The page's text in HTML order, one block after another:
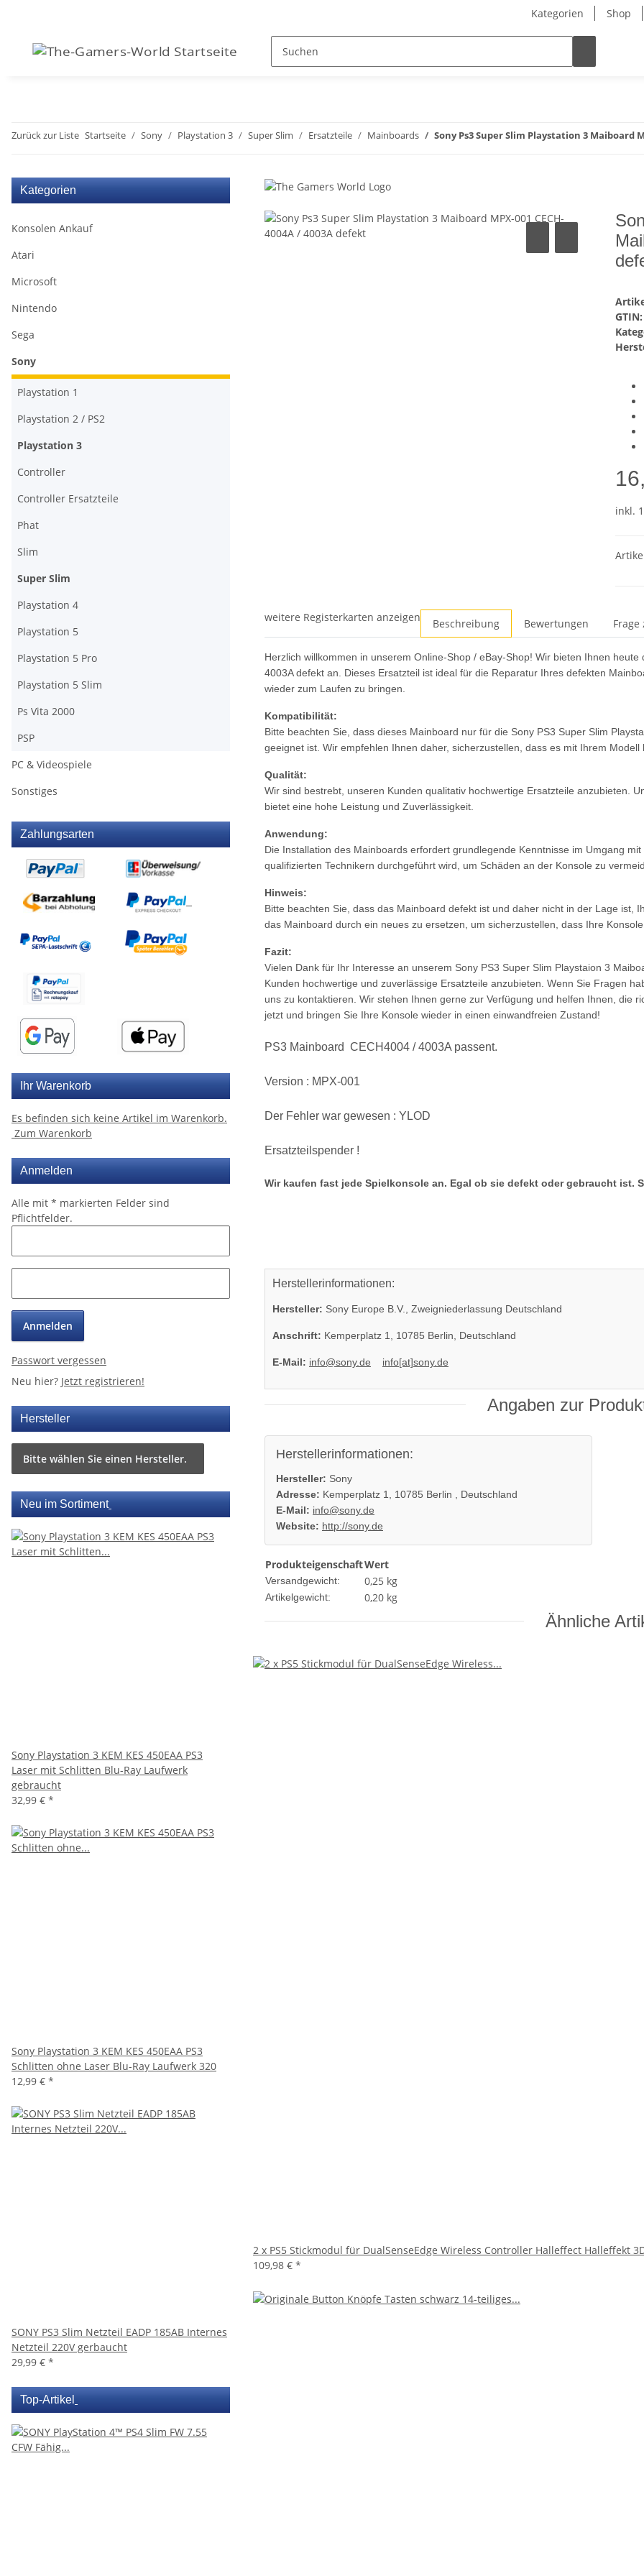
Kategorien Shop
Zurück zur Liste Startseite Sony Playstation 3 Super Slim Ersatzteile Mainboards Sony Ps3 Super Slim Playstation 3 Maiboard
GTIN:
inkl.
weitere Registerkarten anzeigen Beschreibung Bewertungen
Herzlich willkommen in unserem Online-Shop / eBay-Shop! Wir bieten Ihnen
4003A defekt an. Dieses Ersatzteil ist ideal für die Reparatur Ihres defekten
wieder zum Laufen zu bringen.
Kompatibilität:
Bitte beachten Sie, dass dieses Mainboard nur für die Sony PS3 Super Slim
geeignet ist. Wir empfehlen Ihnen daher, sicherzustellen, dass es mit Ihrem
Qualität:
Wir sind bestrebt, unseren Kunden qualitativ hochwertige Ersatzteile anzubieten.
bietet eine hohe Leistung und Zuverlässigkeit.
Anwendung:
Die Installation des Mainboards erfordert grundlegende Kenntnisse im Umgang
qualifizierten Technikern durchgeführt wird, um Schäden an der Konsole zu
Hinweis:
Bitte beachten Sie, dass das Mainboard defekt ist und daher nicht in der Lage ist,
das Mainboard durch ein neues zu ersetzen, um sicherzustellen, dass Ihre
Fazit:
Vielen Dank für Ihr Interesse an unserem Sony PS3 Super Slim Playstaion 3
Kunden hochwertige und zuverlässige Ersatzteile anzubieten. Wenn Sie Fragen
uns zu kontaktieren. Wir stehen Ihnen gerne zur Verfügung und helfen Ihnen, die
jetzt und bringen Sie Ihre Konsole wieder in einen einwandfreien Zustand!
PS3 Mainboard CECH4004 / 4003A passent.
Version : MPX-001
Der Fehler war gewesen : YLOD
Ersatzteilspender !
Wir kaufen fast jede Spielkonsole an. Egal ob sie defekt oder gebraucht ist.
Herstellerinformationen:
Hersteller: Sony Europe B.V., Zweigniederlassung Deutschland
Anschrift: Kemperplatz 1, 10785 Berlin, Deutschland
E-Mail: info@sony.de info[at]sony.de
Angaben zur
Herstellerinformationen:
Hersteller: Sony
Adresse: Kemperplatz 1, 10785 Berlin , Deutschland
E-Mail: info@sony.de
Website: http://sony.de
ProdukteigenschaftWert
Versandgewicht: 0,25 kg
Artikelgewicht: 0,20 kg
Ähnliche
2 x PS5 Stickmodul für DualSenseEdge Wireless Controller Halleffect Halleffekt
109,98 € *
Kategorien
Konsolen Ankauf
Atari
Microsoft
Nintendo
Sega
Sony
Playstation 1
Playstation 2 / PS2
Playstation 3
Controller
Controller Ersatzteile
Phat
Slim
Super Slim
Playstation 4
Playstation 5
Playstation 5 Pro
Playstation 5 Slim
Ps Vita 2000
PSP
PC & Videospiele
Sonstiges
Zahlungsarten
Ihr Warenkorb
Es befinden sich keine Artikel im Warenkorb.
Zum Warenkorb
Anmelden
Alle mit * markierten Felder sind
Pflichtfelder.
Anmelden
Passwort vergessen
Neu hier? Jetzt registrieren!
Hersteller
Bitte wählen Sie einen Hersteller.
Neu im Sortiment
Sony Playstation 3 KEM KES 450EAA PS3
Laser mit Schlitten Blu-Ray Laufwerk
gebraucht
32,99 € *
Sony Playstation 3 KEM KES 450EAA PS3
Schlitten ohne Laser Blu-Ray Laufwerk 320
12,99 € *
SONY PS3 Slim Netzteil EADP 185AB Internes
Netzteil 220V gerbaucht
29,99 € *
Top-Artikel